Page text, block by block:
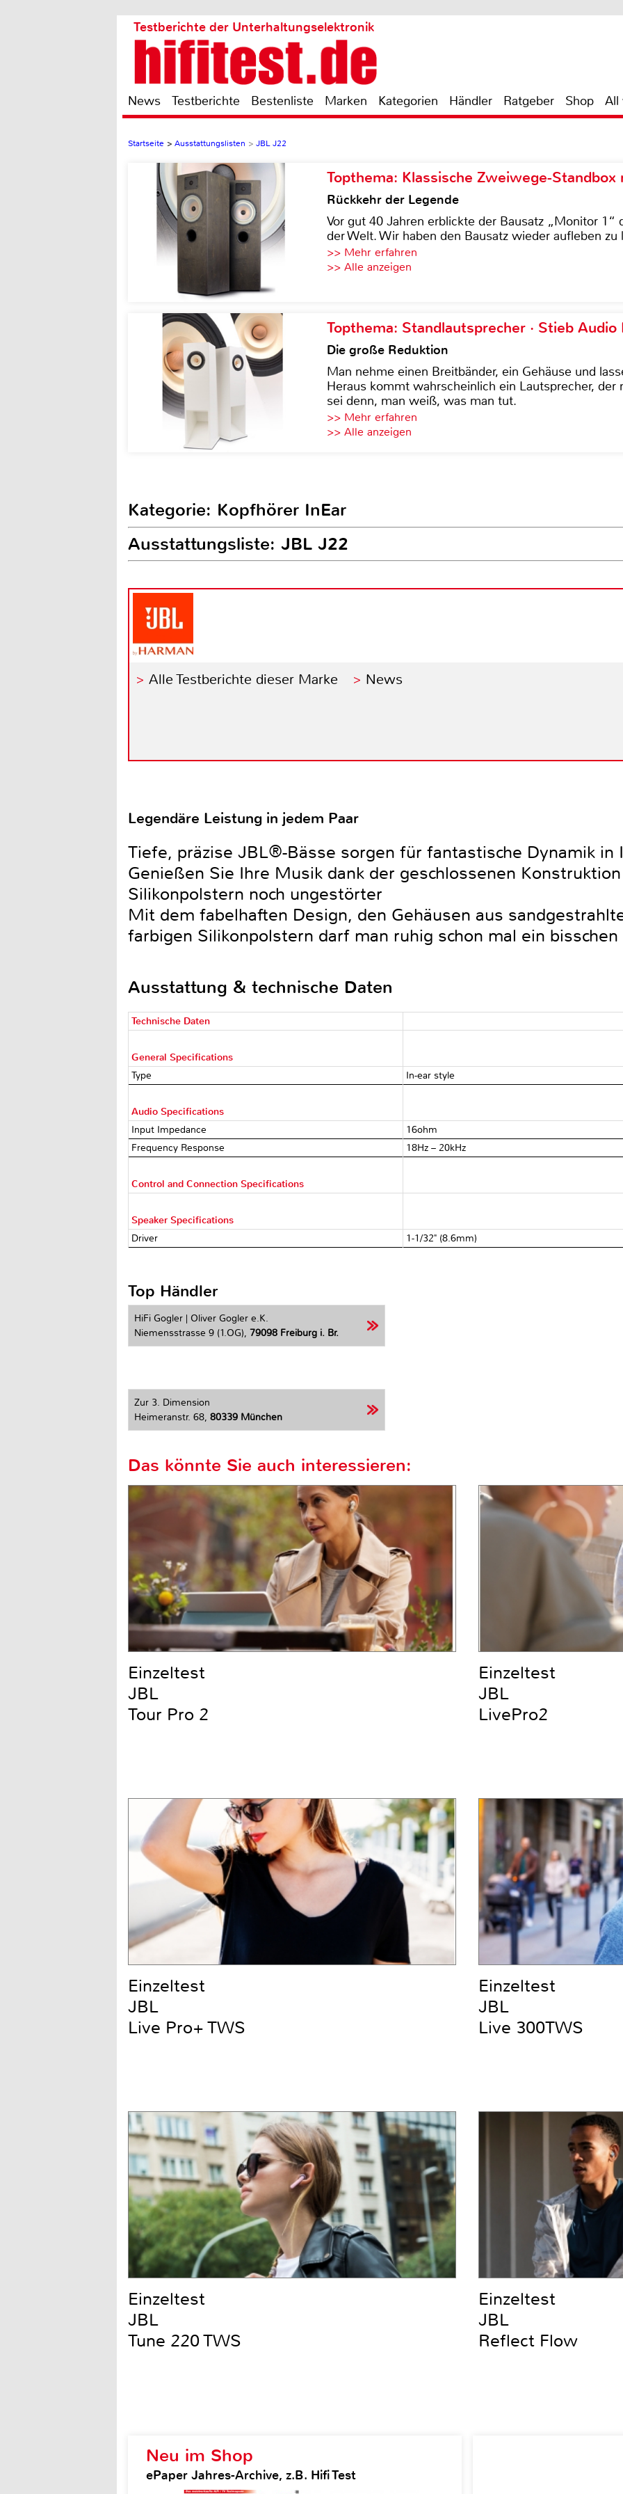
Testberichte der Unterhaltungselektronik
News Testberichte Bestenliste Marken Kategorien Händler Ratgeber Shop All
Startseite > Ausstattungslisten > JBL J22
Topthema: Klassische Zweiwege-
Rückkehr der Legende
Vor gut 40 Jahren erblickte der Bausatz „Monitor 1“
der Welt. Wir haben den Bausatz wieder aufleben zu
>> Mehr erfahren
>> Alle anzeigen
Topthema: Standlautsprecher · Stieb Audio
Die große Reduktion
Man nehme einen Breitbänder, ein Gehäuse und
Heraus kommt wahrscheinlich ein Lautsprecher,
sei denn, man weiß, was man tut.
>> Mehr erfahren
>> Alle anzeigen
Kategorie: Kopfhörer InEar
Ausstattungsliste: JBL J22
Alle Testberichte dieser Marke News
Legendäre Leistung in jedem Paar
Tiefe, präzise JBL®-Bässe sorgen für fantastische Dynamik in
Genießen Sie Ihre Musik dank der geschlossenen
Silikonpolstern noch ungestörter
Mit dem fabelhaften Design, den Gehäusen aus
farbigen Silikonpolstern darf man ruhig schon mal ein
Ausstattung & technische Daten
Technische Daten
General Specifications
Type
In-ear style
Audio Specifications
Input Impedance
16ohm
Frequency Response
18Hz – 20kHz
Control and Connection Specifications
Speaker Specifications
Driver
1-1/32" (8.6mm)
Top Händler
HiFi Gogler | Oliver Gogler e.K.
Niemensstrasse 9 (1.OG), 79098 Freiburg i. Br.
Zur 3. Dimension
Heimeranstr. 68, 80339 München
Neu im Shop
ePaper Jahres-Archive, z.B. Hifi Test
Das könnte Sie auch interessieren:
Einzeltest
JBL
Tour Pro 2
Einzeltest
JBL
LivePro2
Einzeltest
JBL
Live Pro+ TWS
Einzeltest
JBL
Live 300TWS
Einzeltest
JBL
Tune 220 TWS
Einzeltest
JBL
Reflect Flow